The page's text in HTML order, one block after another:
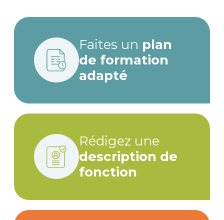
Paragraphe
Faites un plan
de formation
adapté
Rédigez une
description de
fonction